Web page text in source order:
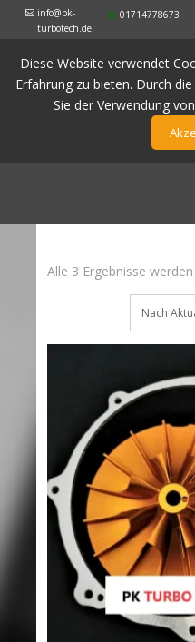
info@pk-
turbotech.de
Diese Website verwendet
Erfahrung zu bieten. Durch
Sie der Verwendung
01714778673
Alle 3 Ergebnisse